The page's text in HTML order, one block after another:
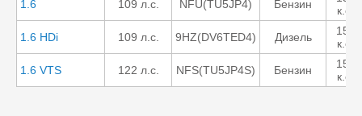
1.6 109 л.с. NFU(TU5JP4) Бензин
к.см.
1.6 HDi 109 л.с. 9HZ(DV6TED4) Дизель
1560
к.см.
1.6 VTS 122 л.с. NFS(TU5JP4S) Бензин
1587
к.см.